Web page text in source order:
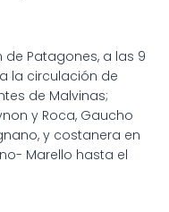
Patagones, a las 9
la circulación de
de Malvinas;
y Roca, Gaucho
y costanera en
Marello hasta el